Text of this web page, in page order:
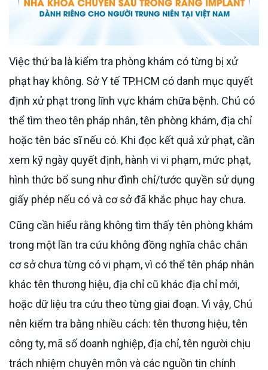
Việc thứ ba là kiểm tra phòng khám có từng bị xử
phạt hay không. Sở Y tế TP.HCM có danh mục quyết
định xử phạt trong lĩnh vực khám chữa bệnh. Chú có
thể tìm theo tên pháp nhân, tên phòng khám, địa chỉ
hoặc tên bác sĩ nếu có. Khi đọc kết quả xử phạt, cần
xem kỹ ngày quyết định, hành vi vi phạm, mức phạt,
hình thức bổ sung như đình chỉ/tước quyền sử dụng
giấy phép nếu có và cơ sở đã khắc phục hay chưa.
Cũng cần hiểu rằng không tìm thấy tên phòng khám
trong một lần tra cứu không đồng nghĩa chắc chắn
cơ sở chưa từng có vi phạm, vì có thể tên pháp nhân
khác tên thương hiệu, địa chỉ cũ khác địa chỉ mới,
hoặc dữ liệu tra cứu theo từng giai đoạn. Vì vậy, Chú
nên kiểm tra bằng nhiều cách: tên thương hiệu, tên
công ty, mã số doanh nghiệp, địa chỉ, tên người chịu
trách nhiệm chuyên môn và các nguồn tin chính